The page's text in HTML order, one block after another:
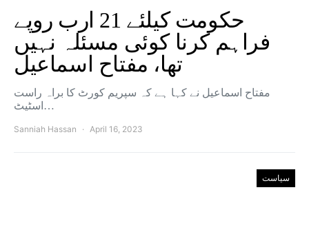
حکومت کیلئے 21 ارب روپے
فراہم کرنا کوئی مسئلہ نہیں
تھا، مفتاح اسماعیل
مفتاح اسماعیل نے کہا ہے کہ سپریم کورٹ کا براہ راست
اسٹیٹ…
Sanniah Hassan April 16, 2023
سیاست